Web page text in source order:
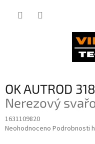
OK AUTROD
Nerezový
1631109820
Průměrné
Neohodnoceno Podrobnosti